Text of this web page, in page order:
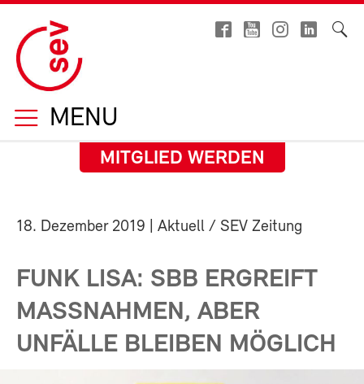
MENU
MITGLIED WERDEN
18. Dezember 2019 | Aktuell / SEV Zeitung
FUNK LISA: SBB ERGREIFT
MASSNAHMEN, ABER
UNFÄLLE BLEIBEN MÖGLICH